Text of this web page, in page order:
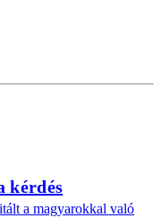
kérdés
a magyarokkal való